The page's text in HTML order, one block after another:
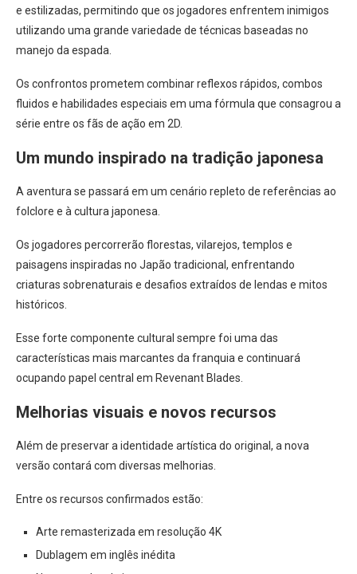
e estilizadas, permitindo que os jogadores enfrentem inimigos
utilizando uma grande variedade de técnicas baseadas no
manejo da espada.
Os confrontos prometem combinar reflexos rápidos, combos
fluidos e habilidades especiais em uma fórmula que consagrou a
série entre os fãs de ação em 2D.
Um mundo inspirado na tradição japonesa
A aventura se passará em um cenário repleto de referências ao
folclore e à cultura japonesa.
Os jogadores percorrerão florestas, vilarejos, templos e
paisagens inspiradas no Japão tradicional, enfrentando
criaturas sobrenaturais e desafios extraídos de lendas e mitos
históricos.
Esse forte componente cultural sempre foi uma das
características mais marcantes da franquia e continuará
ocupando papel central em Revenant Blades.
Melhorias visuais e novos recursos
Além de preservar a identidade artística do original, a nova
versão contará com diversas melhorias.
Entre os recursos confirmados estão:
Arte remasterizada em resolução 4K
Dublagem em inglês inédita